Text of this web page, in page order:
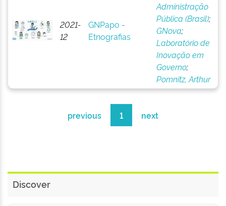
2021-
12
GNPapo -
Etnografias
Administração
Pública (Brasil);
GNova;
Laboratório de
Inovação em
Governo;
Pomnitz, Arthur
previous 1 next
Discover